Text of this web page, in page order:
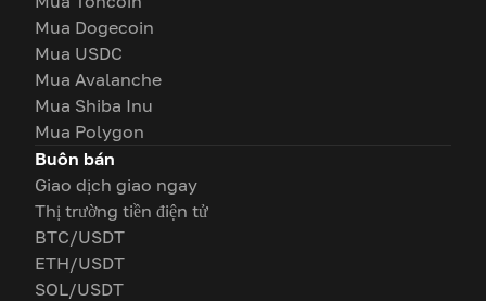
Mua Dogecoin
Mua USDC
Mua Avalanche
Mua Shiba Inu
Mua Polygon
Buôn bán
Giao dịch giao ngay
Thị trường tiền điện tử
BTC/USDT
ETH/USDT
SOL/USDT